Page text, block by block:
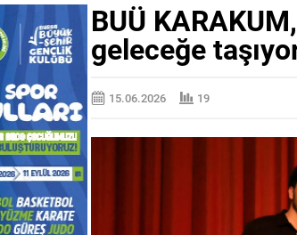
BUÜ
geleceğe
15.06.2026 19